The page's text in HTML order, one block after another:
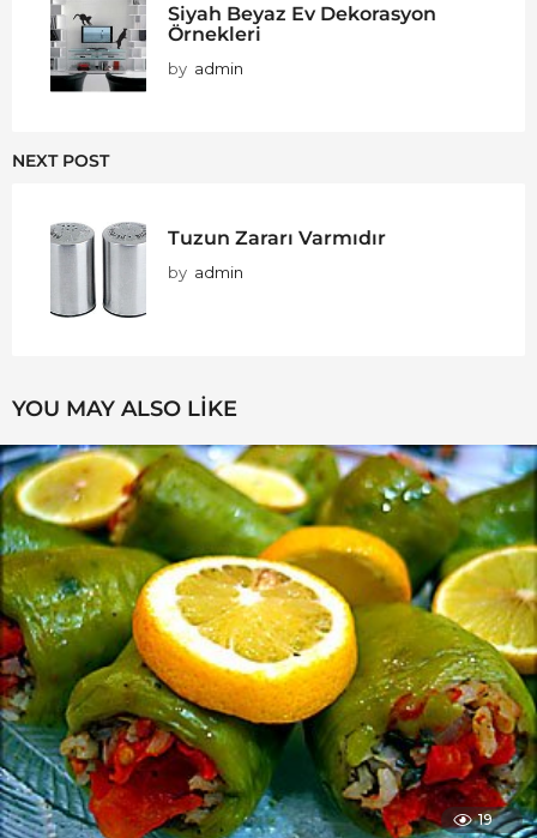
Siyah Beyaz Ev Dekorasyon
Örnekleri
by admin
NEXT POST
Tuzun Zararı Varmıdır
by admin
YOU MAY ALSO LIKE
19